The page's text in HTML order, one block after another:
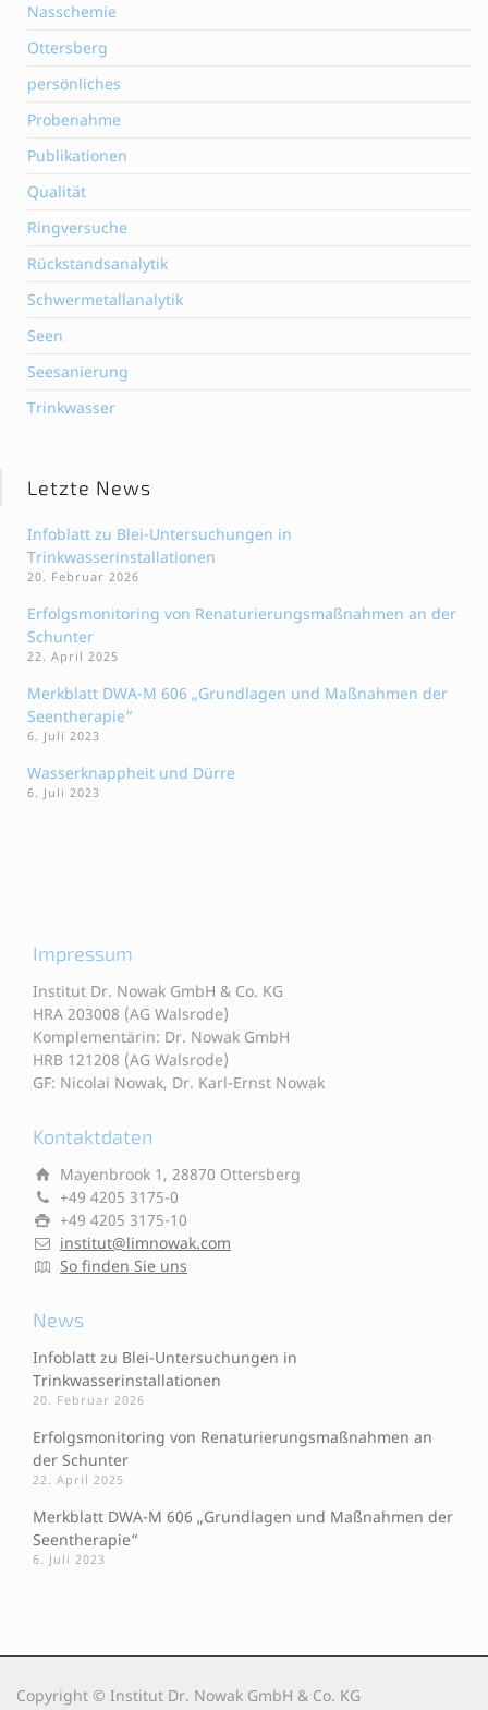
Nasschemie
Ottersberg
persönliches
Probenahme
Publikationen
Qualität
Ringversuche
Rückstandsanalytik
Schwermetallanalytik
Seen
Seesanierung
Trinkwasser
Letzte News
Infoblatt zu Blei-Untersuchungen in
Trinkwasserinstallationen
20. Februar 2026
Erfolgsmonitoring von Renaturierungsmaßnahmen an der
Schunter
22. April 2025
Merkblatt DWA-M 606 „Grundlagen und Maßnahmen der
Seentherapie“
6. Juli 2023
Wasserknappheit und Dürre
6. Juli 2023
Impressum
Institut Dr. Nowak GmbH & Co. KG
HRA 203008 (AG Walsrode)
Komplementärin: Dr. Nowak GmbH
HRB 121208 (AG Walsrode)
GF: Nicolai Nowak, Dr. Karl-Ernst Nowak
Kontaktdaten
Mayenbrook 1, 28870 Ottersberg
+49 4205 3175-0
+49 4205 3175-10
institut@limnowak.com
So finden Sie uns
News
Infoblatt zu Blei-Untersuchungen in
Trinkwasserinstallationen
20. Februar 2026
Erfolgsmonitoring von Renaturierungsmaßnahmen an
der Schunter
22. April 2025
Merkblatt DWA-M 606 „Grundlagen und Maßnahmen der
Seentherapie“
6. Juli 2023
Copyright © Institut Dr. Nowak GmbH & Co. KG